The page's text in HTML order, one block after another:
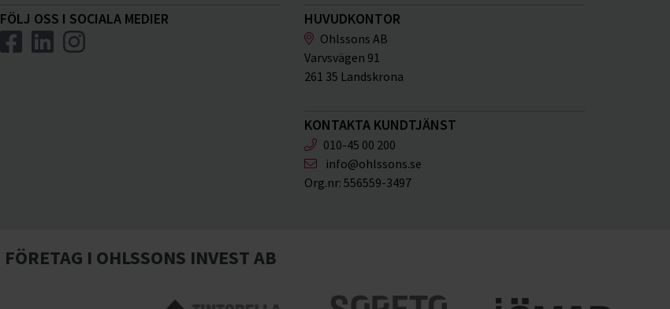
FÖLJ OSS I SOCIALA MEDIER HUVUDKONTOR
Ohlssons AB
Varvsvägen 91
261 35 Landskrona
KONTAKTA KUNDTJÄNST
010-45 00 200
info@ohlssons.se
Org.nr: 556559-3497
FÖRETAG I OHLSSONS INVEST AB